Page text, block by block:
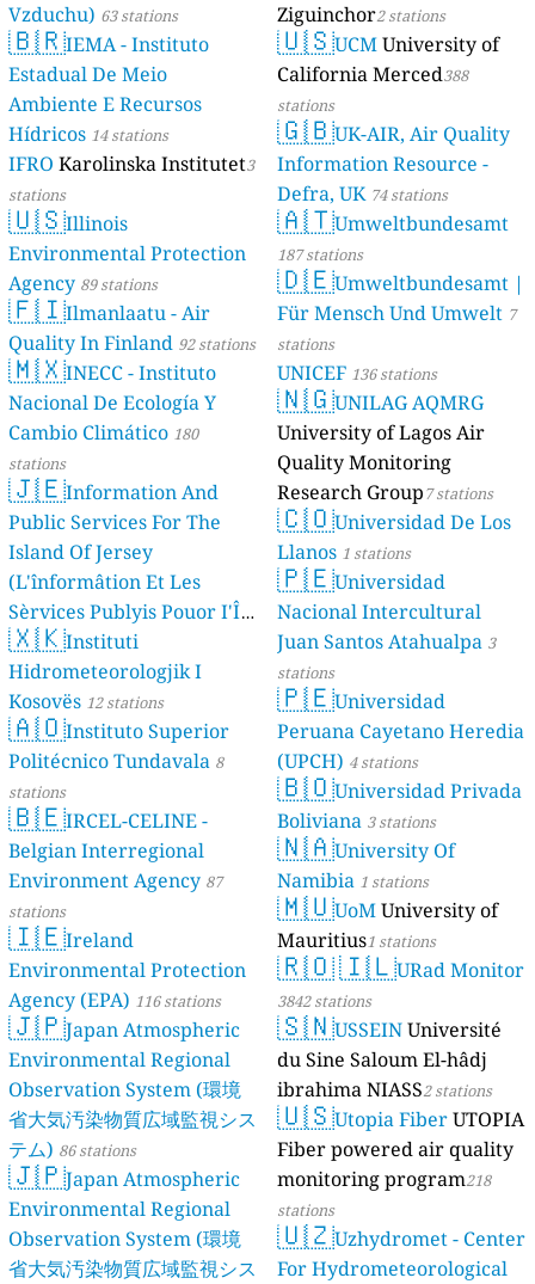
Vzduchu) 63 stations
🇧🇷IEMA - Instituto
Estadual De Meio
Ambiente E Recursos
Hídricos 14 stations
IFRO Karolinska Institutet3
stations
🇺🇸Illinois
Environmental Protection
Agency 89 stations
🇫🇮Ilmanlaatu - Air
Quality In Finland 92 stations
🇲🇽INECC - Instituto
Nacional De Ecología Y
Cambio Climático 180
stations
🇯🇪Information And
Public Services For The
Island Of Jersey
(L'înformâtion Et Les
Sèrvices Publyis Pouor I'Île
Dé Jèrri) 2 stations
🇽🇰Instituti
Hidrometeorologjik I
Kosovës 12 stations
🇦🇴Instituto Superior
Politécnico Tundavala 8
stations
🇧🇪IRCEL-CELINE -
Belgian Interregional
Environment Agency 87
stations
🇮🇪Ireland
Environmental Protection
Agency (EPA) 116 stations
🇯🇵Japan Atmospheric
Environmental Regional
Observation System (環境
省大気汚染物質広域監視シス
テム) 86 stations
🇯🇵Japan Atmospheric
Environmental Regional
Observation System (環境
省大気汚染物質広域監視シス
Ziguinchor2 stations
🇺🇸UCMUniversity of
California Merced388
stations
🇬🇧UK-AIR, Air Quality
Information Resource -
Defra, UK 74 stations
🇦🇹Umweltbundesamt
187 stations
🇩🇪Umweltbundesamt |
Für Mensch Und Umwelt 7
stations
UNICEF 136 stations
🇳🇬UNILAG AQMRG
University of Lagos Air
Quality Monitoring
Research Group7 stations
🇨🇴Universidad De Los
Llanos 1 stations
🇵🇪Universidad
Nacional Intercultural
Juan Santos Atahualpa 3
stations
🇵🇪Universidad
Peruana Cayetano Heredia
(UPCH) 4 stations
🇧🇴Universidad Privada
Boliviana 3 stations
🇳🇦University Of
Namibia 1 stations
🇲🇺UoMUniversity of
Mauritius1 stations
🇷🇴🇮🇱URad Monitor
3842 stations
🇸🇳USSEINUniversité
du Sine Saloum El-hâdj
ibrahima NIASS2 stations
🇺🇸Utopia FiberUTOPIA
Fiber powered air quality
monitoring program218
stations
🇺🇿Uzhydromet - Center
For Hydrometeorological